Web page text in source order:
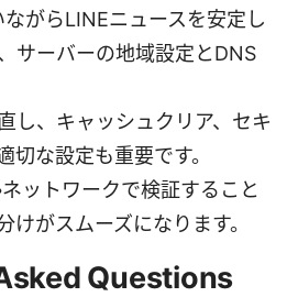
がらLINEニュースを安定し
サーバーの地域設定とDNS
し、キャッシュクリア、セキ
切な設定も重要です。
ネットワークで検証すること
けがスムーズになります。
Questions